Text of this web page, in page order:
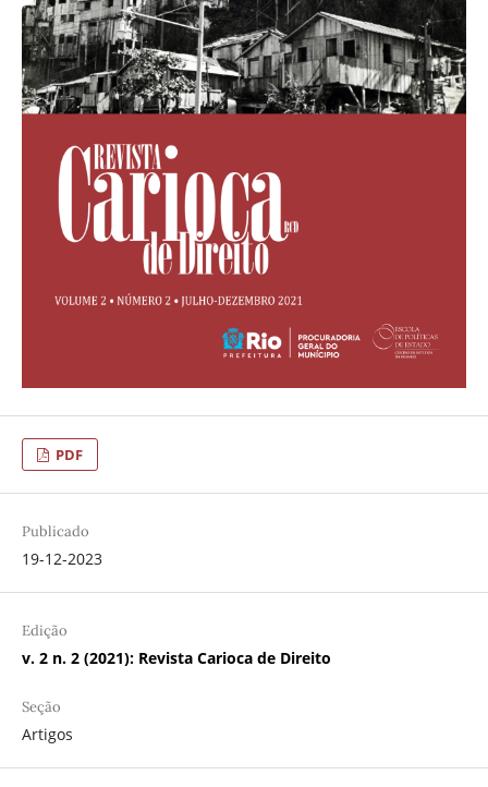
PDF
Publicado
19-12-2023
Edição
v. 2 n. 2 (2021): Revista Carioca de Direito
Seção
Artigos